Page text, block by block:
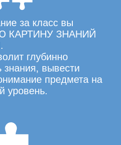
за класс вы
КАРТИНУ ЗНАНИЙ
глубинно
знания, вывести
предмета на
уровень.